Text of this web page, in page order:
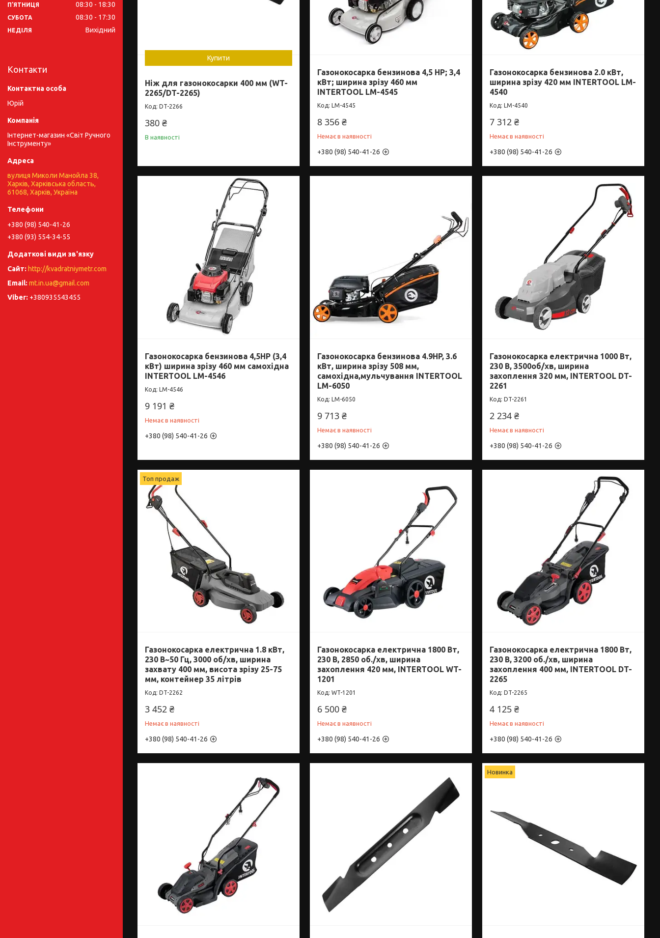
Купити
Ніж для газонокосарки 400 мм (WT-
2265/DT-2265)
DT-2266
380 ₴
В наявності
Газонокосарка бензинова 4,5 HP; 3,4
кВт; ширина зрізу 460 мм
INTERTOOL LM-4545
LM-4545
8 356 ₴
Немає в наявності
+380 (98) 540-41-26
Газонокосарка бензинова 2.0 кВт,
ширина зрізу 420 мм INTERTOOL LM-
4540
LM-4540
7 312 ₴
Немає в наявності
+380 (98) 540-41-26
Газонокосарка бензинова 4,5HP (3,4
кВт) ширина зрізу 460 мм самохідна
INTERTOOL LM-4546
LM-4546
9 191 ₴
Немає в наявності
+380 (98) 540-41-26
Газонокосарка бензинова 4.9HP, 3.6
кВт, ширина зрізу 508 мм,
самохідна,мульчування INTERTOOL
LM-6050
LM-6050
9 713 ₴
Немає в наявності
+380 (98) 540-41-26
Газонокосарка електрична 1000 Вт,
230 В, 3500об/хв, ширина
захоплення 320 мм, INTERTOOL DT-
2261
DT-2261
2 234 ₴
Немає в наявності
+380 (98) 540-41-26
Топ продаж
Газонокосарка електрична 1.8 кВт,
230 В~50 Гц, 3000 об/хв, ширина
захвату 400 мм, висота зрізу 25-75
мм, контейнер 35 літрів
DT-2262
3 452 ₴
Немає в наявності
+380 (98) 540-41-26
Газонокосарка електрична 1800 Вт,
230 В, 2850 об./хв, ширина
захоплення 420 мм, INTERTOOL WT-
1201
WT-1201
6 500 ₴
Немає в наявності
+380 (98) 540-41-26
Газонокосарка електрична 1800 Вт,
230 В, 3200 об./хв, ширина
захоплення 400 мм, INTERTOOL DT-
2265
DT-2265
4 125 ₴
Немає в наявності
+380 (98) 540-41-26
Новинка
ПʼЯТНИЦЯ 08:30 18:30
СУБОТА 08:30 17:30
НЕДІЛЯ Вихідний
Контакти
Юрій
Інтернет-магазин «Світ Ручного
Інструменту»
вулиця Миколи Манойла 38,
Харків, Харківська область,
61068, Харків, Україна
+380 (98) 540-41-26
+380 (93) 554-34-55
http://kvadratniymetr.com
mt.in.ua@gmail.com
+380935543455